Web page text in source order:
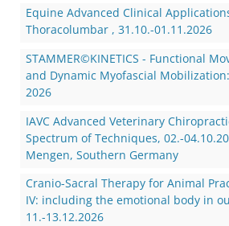
Equine Advanced Clinical
Thoracolumbar , 31.10.-01.11.2026
STAMMER©KINETICS - Functional
and Dynamic Myofascial
2026
IAVC Advanced Veterinary
Spectrum of Techniques, 02.-
Mengen, Southern Germany
Cranio-Sacral Therapy for Animal
IV: including the emotional body in
11.-13.12.2026